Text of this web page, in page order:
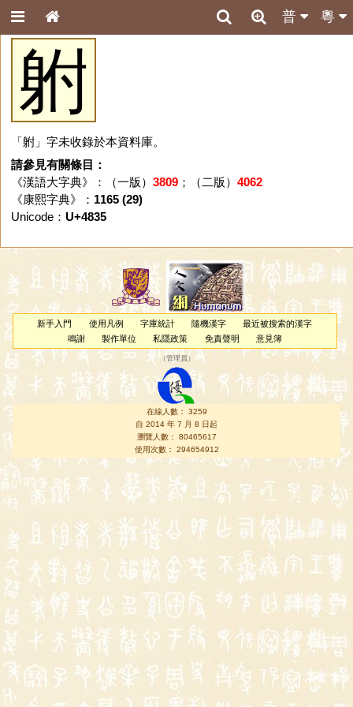
粵
普
䠵
「䠵」字未收錄於本資料庫。
請參見有關條目：
《漢語大字典》：（一版） 3809；（二版） 4062
《康熙字典》： 1165 (29)
Unicode： U+4835
新手入門 使用凡例 字庫統計 隨機漢字
最近被搜索的漢字
鳴謝
製作單位 私隱政策 免責聲明 意見簿
（管理員 ）
在線人數： 3259
自 2014 年 7 月 8 日起
瀏覽人數： 80465617
使用次數： 294654912